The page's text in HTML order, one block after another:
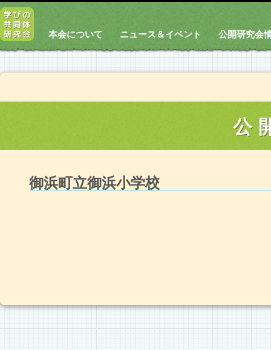
本会について ニュース＆イベント 公開研究会
公
御浜町立御浜小学校